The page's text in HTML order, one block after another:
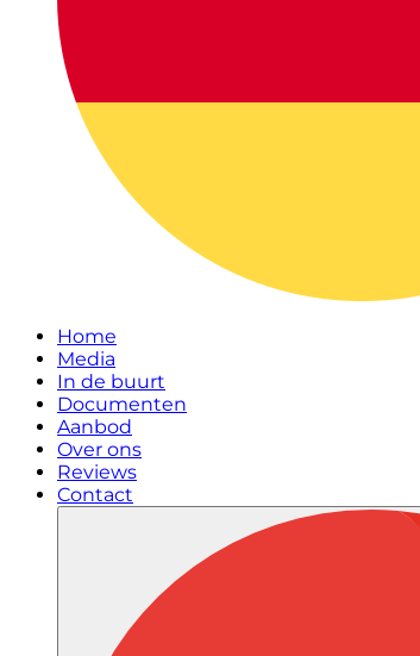
Home
Media
In de buurt
Documenten
Aanbod
Over ons
Reviews
Contact